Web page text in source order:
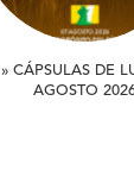
» CÁPSULAS DE
AGOSTO